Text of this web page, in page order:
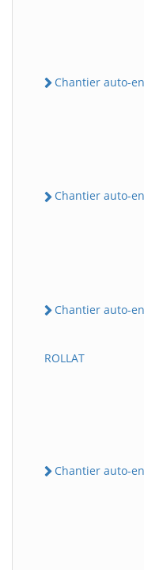
Chantier auto-
Chantier auto-
Chantier auto-
ROLLAT
Chantier auto-